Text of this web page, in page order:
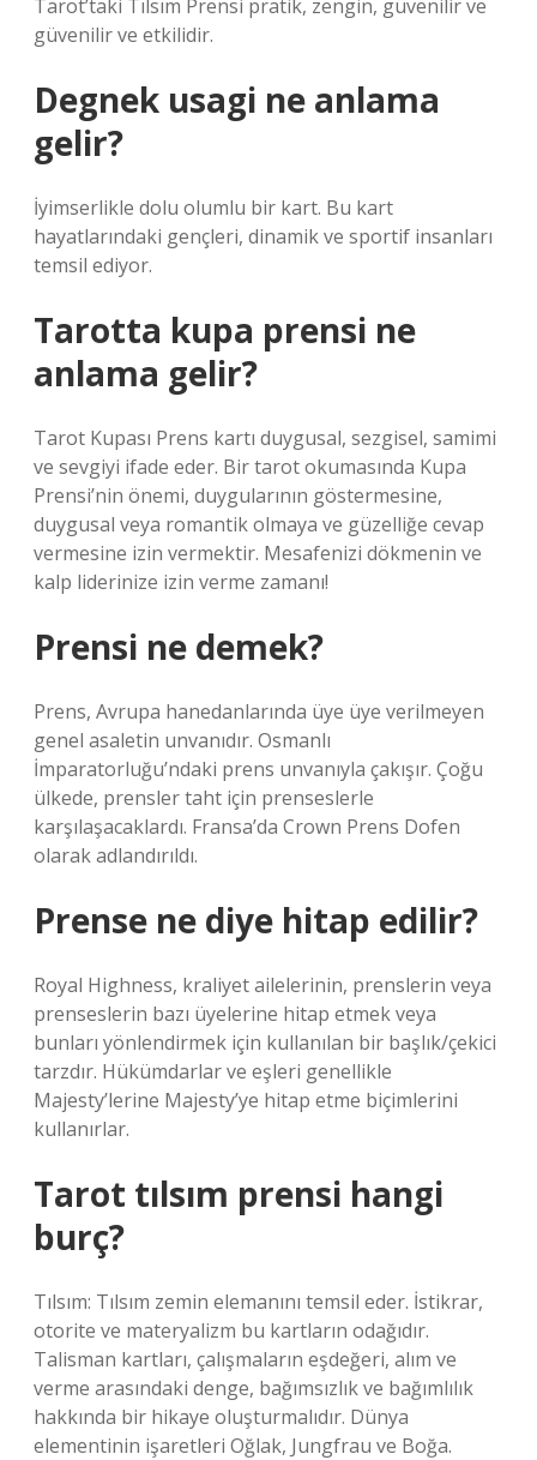
Tarot’taki Tılsım Prensi pratik, zengin, güvenilir ve
güvenilir ve etkilidir.
Degnek usagi ne anlama
gelir?
İyimserlikle dolu olumlu bir kart. Bu kart
hayatlarındaki gençleri, dinamik ve sportif insanları
temsil ediyor.
Tarotta kupa prensi ne
anlama gelir?
Tarot Kupası Prens kartı duygusal, sezgisel, samimi
ve sevgiyi ifade eder. Bir tarot okumasında Kupa
Prensi’nin önemi, duygularının göstermesine,
duygusal veya romantik olmaya ve güzelliğe cevap
vermesine izin vermektir. Mesafenizi dökmenin ve
kalp liderinize izin verme zamanı!
Prensi ne demek?
Prens, Avrupa hanedanlarında üye üye verilmeyen
genel asaletin unvanıdır. Osmanlı
İmparatorluğu’ndaki prens unvanıyla çakışır. Çoğu
ülkede, prensler taht için prenseslerle
karşılaşacaklardı. Fransa’da Crown Prens Dofen
olarak adlandırıldı.
Prense ne diye hitap edilir?
Royal Highness, kraliyet ailelerinin, prenslerin veya
prenseslerin bazı üyelerine hitap etmek veya
bunları yönlendirmek için kullanılan bir başlık/çekici
tarzdır. Hükümdarlar ve eşleri genellikle
Majesty’lerine Majesty’ye hitap etme biçimlerini
kullanırlar.
Tarot tılsım prensi hangi
burç?
Tılsım: Tılsım zemin elemanını temsil eder. İstikrar,
otorite ve materyalizm bu kartların odağıdır.
Talisman kartları, çalışmaların eşdeğeri, alım ve
verme arasındaki denge, bağımsızlık ve bağımlılık
hakkında bir hikaye oluşturmalıdır. Dünya
elementinin işaretleri Oğlak, Jungfrau ve Boğa.